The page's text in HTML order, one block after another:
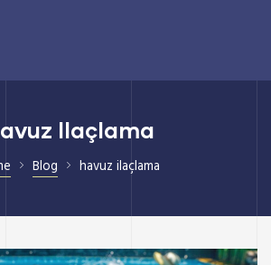
Ilaçlama
Blog havuz ilaçlama